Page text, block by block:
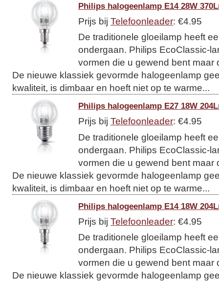
Philips halogeenlamp E14 28W
Prijs bij Telefoonleader: €4.95
De traditionele gloeilamp heeft
ondergaan. Philips EcoClassic-
vormen die u gewend bent maar
De nieuwe klassiek gevormde halogeenlamp
kwaliteit, is dimbaar en hoeft niet op te warme...
Philips halogeenlamp E27 18W
Prijs bij Telefoonleader: €4.95
De traditionele gloeilamp heeft
ondergaan. Philips EcoClassic-
vormen die u gewend bent maar
De nieuwe klassiek gevormde halogeenlamp
kwaliteit, is dimbaar en hoeft niet op te warme...
Philips halogeenlamp E14 18W
Prijs bij Telefoonleader: €4.95
De traditionele gloeilamp heeft
ondergaan. Philips EcoClassic-
vormen die u gewend bent maar
De nieuwe klassiek gevormde halogeenlamp